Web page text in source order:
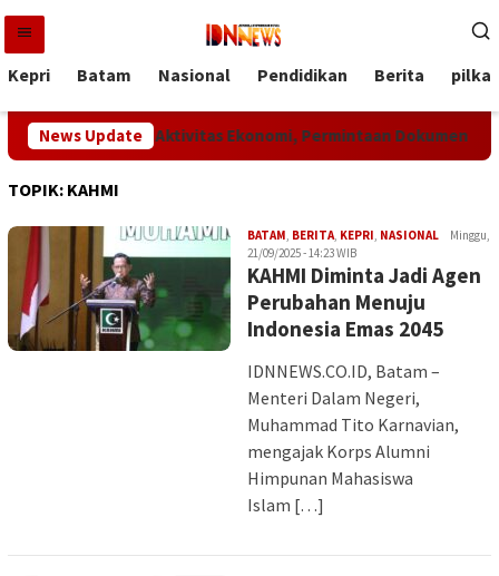
Loncat
konten
Kepri Batam Nasional Pendidikan Berita
News Update
Dongkrak Aktivitas Ekonomi, Permintaan Dokumen
TOPIK: KAHMI
BATAM, BERITA, KEPRI, NASIONALImanMinggu,
21/09/2025 - 14:23 WIB
KAHMI Diminta Jadi Agen
Perubahan Menuju
Indonesia Emas 2045
IDNNEWS.CO.ID, Batam –
Menteri Dalam Negeri,
Muhammad Tito Karnavian,
mengajak Korps Alumni
Himpunan Mahasiswa
Islam […]